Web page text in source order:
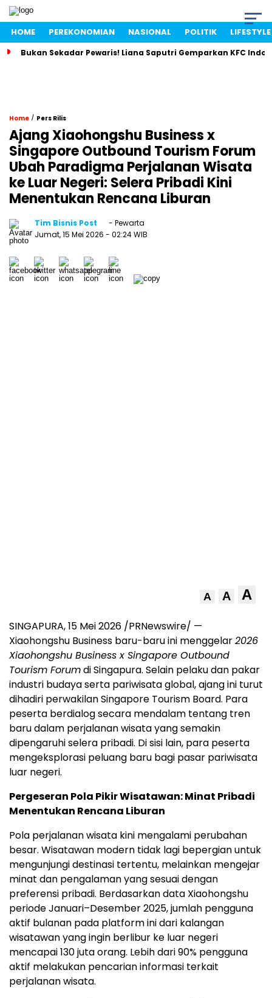
HOME PEREKONOMIAN NASIONAL POLITIK LIFESTYLE
Bukan Sekadar Pewaris! Liana Saputri Gemparkan KFC
Home / Pers Rilis
Ajang Xiaohongshu Business x
Singapore Outbound Tourism Forum
Ubah Paradigma Perjalanan Wisata
ke Luar Negeri: Selera Pribadi Kini
Menentukan Rencana Liburan
Tim Bisnis Post
- Pewarta
Jumat, 15 Mei 2026 - 02:24 WIB
A A A
SINGAPURA, 15 Mei 2026 /PRNewswire/ —
Xiaohongshu Business baru-baru ini menggelar2026
Xiaohongshu Business x Singapore Outbound
Tourism Forumdi Singapura. Selain pelaku dan pakar
industri budaya serta pariwisata global, ajang ini turut
dihadiri perwakilan Singapore Tourism Board. Para
peserta berdialog secara mendalam tentang tren
baru dalam perjalanan wisata yang semakin
dipengaruhi selera pribadi. Di sisi lain, para peserta
mengeksplorasi peluang baru bagi pasar pariwisata
luar negeri.
Pergeseran Pola Pikir Wisatawan: Minat Pribadi
Menentukan Rencana Liburan
Pola perjalanan wisata kini mengalami perubahan
besar. Wisatawan modern tidak lagi bepergian untuk
mengunjungi destinasi tertentu, melainkan mengejar
minat dan pengalaman yang sesuai dengan
preferensi pribadi. Berdasarkan data Xiaohongshu
periode Januari–Desember 2025, jumlah pengguna
aktif bulanan pada platform ini dari kalangan
wisatawan yang ingin berlibur ke luar negeri
mencapai 130 juta orang. Lebih dari 90% pengguna
aktif melakukan pencarian informasi terkait
perjalanan wisata.